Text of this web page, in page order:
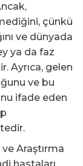
çünkü
ve dünyada
ya da faz
Ayrıca, gelen
ve bu
ifade eden
Araştırma